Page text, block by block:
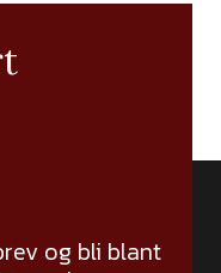
og bli blant